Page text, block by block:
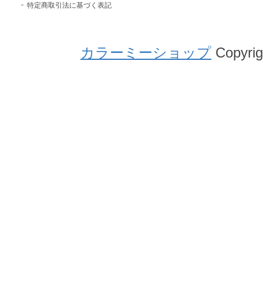
特定商取引法に基づく表記
カラーミーショップ